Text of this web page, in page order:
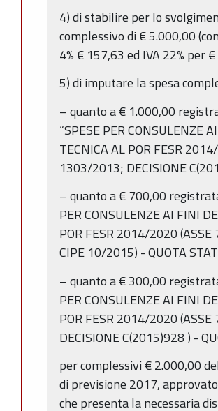
4) di stabilire per lo
complessivo di € 5.000,00
4% € 157,63 ed IVA 22%
5) di imputare la spesa
– quanto a € 1.000,00
“SPESE PER CONSULENZE
TECNICA AL POR FESR
1303/2013; DECISIONE
– quanto a € 700,00
PER CONSULENZE AI FINI
POR FESR 2014/2020
CIPE 10/2015) - QUOTA
– quanto a € 300,00
PER CONSULENZE AI FINI
POR FESR 2014/2020
DECISIONE C(2015)928 ) -
per complessivi € 2.000,00
di previsione 2017,
che presenta la necessaria